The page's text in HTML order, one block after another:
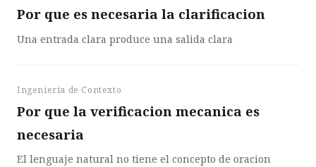
Por que es necesaria la clarificacion
Una entrada clara produce una salida clara
Ingeniería de Contexto
Por que la verificacion mecanica es
necesaria
El lenguaje natural no tiene el concepto de oracion